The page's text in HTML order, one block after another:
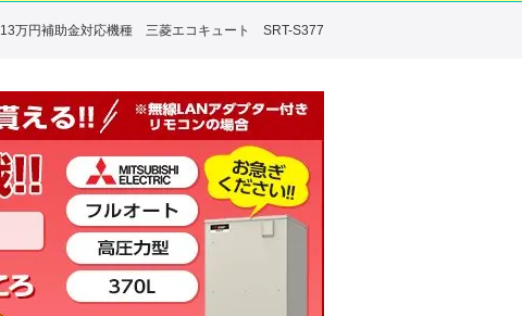
13万円補助金対応機種 三菱エコキュート SRT-S377